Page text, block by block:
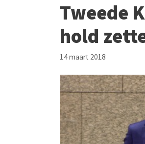
Tweede
hold
14 maart 2018